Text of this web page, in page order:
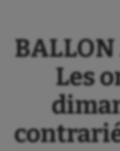
BALLON
Les